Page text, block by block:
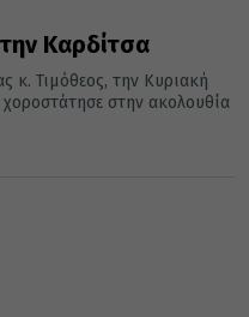
Καρδίτσα
κ. Τιμόθεος, την Κυριακή
στην ακολουθία